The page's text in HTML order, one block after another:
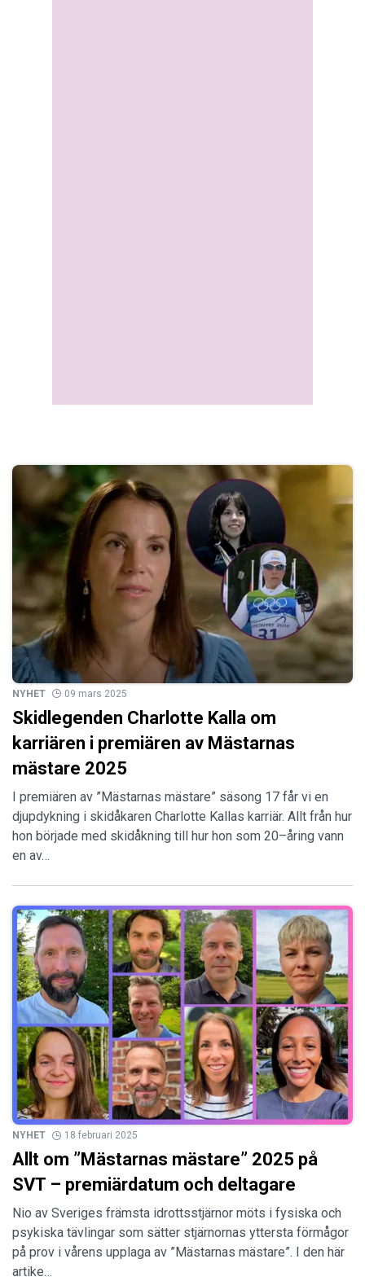
NYHET 09 mars 2025
Skidlegenden Charlotte Kalla om
karriären i premiären av Mästarnas
mästare 2025
I premiären av ”Mästarnas mästare” säsong 17 får vi en
djupdykning i skidåkaren Charlotte Kallas karriär. Allt från hur
hon började med skidåkning till hur hon som 20–åring vann
en av…
NYHET 18 februari 2025
Allt om ”Mästarnas mästare” 2025 på
SVT – premiärdatum och deltagare
Nio av Sveriges främsta idrottsstjärnor möts i fysiska och
psykiska tävlingar som sätter stjärnornas yttersta förmågor
på prov i vårens upplaga av ”Mästarnas mästare”. I den här
artike…